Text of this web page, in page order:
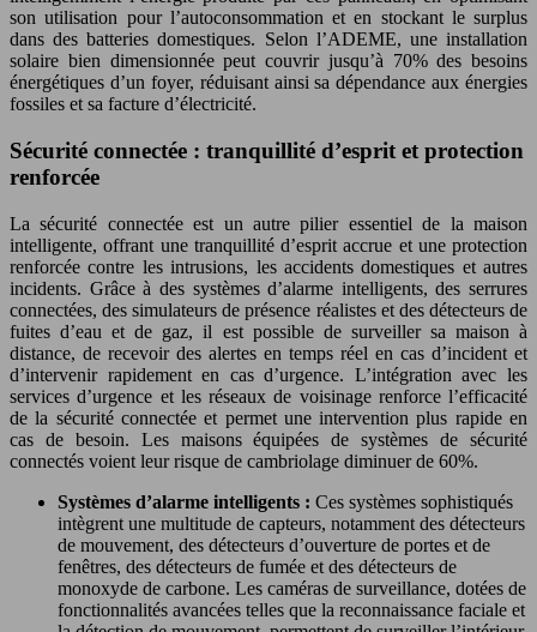
son utilisation pour l’autoconsommation et en stockant le surplus
dans des batteries domestiques. Selon l’ADEME, une installation
solaire bien dimensionnée peut couvrir jusqu’à 70% des besoins
énergétiques d’un foyer, réduisant ainsi sa dépendance aux énergies
fossiles et sa facture d’électricité.
Sécurité connectée : tranquillité d’esprit et protection
renforcée
La sécurité connectée est un autre pilier essentiel de la maison
intelligente, offrant une tranquillité d’esprit accrue et une protection
renforcée contre les intrusions, les accidents domestiques et autres
incidents. Grâce à des systèmes d’alarme intelligents, des serrures
connectées, des simulateurs de présence réalistes et des détecteurs de
fuites d’eau et de gaz, il est possible de surveiller sa maison à
distance, de recevoir des alertes en temps réel en cas d’incident et
d’intervenir rapidement en cas d’urgence. L’intégration avec les
services d’urgence et les réseaux de voisinage renforce l’efficacité
de la sécurité connectée et permet une intervention plus rapide en
cas de besoin. Les maisons équipées de systèmes de sécurité
connectés voient leur risque de cambriolage diminuer de 60%.
Systèmes d’alarme intelligents : Ces systèmes sophistiqués
intègrent une multitude de capteurs, notamment des détecteurs
de mouvement, des détecteurs d’ouverture de portes et de
fenêtres, des détecteurs de fumée et des détecteurs de
monoxyde de carbone. Les caméras de surveillance, dotées de
fonctionnalités avancées telles que la reconnaissance faciale et